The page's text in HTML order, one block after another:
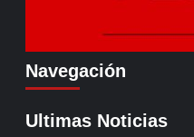
Navegación
Ultimas Noticias